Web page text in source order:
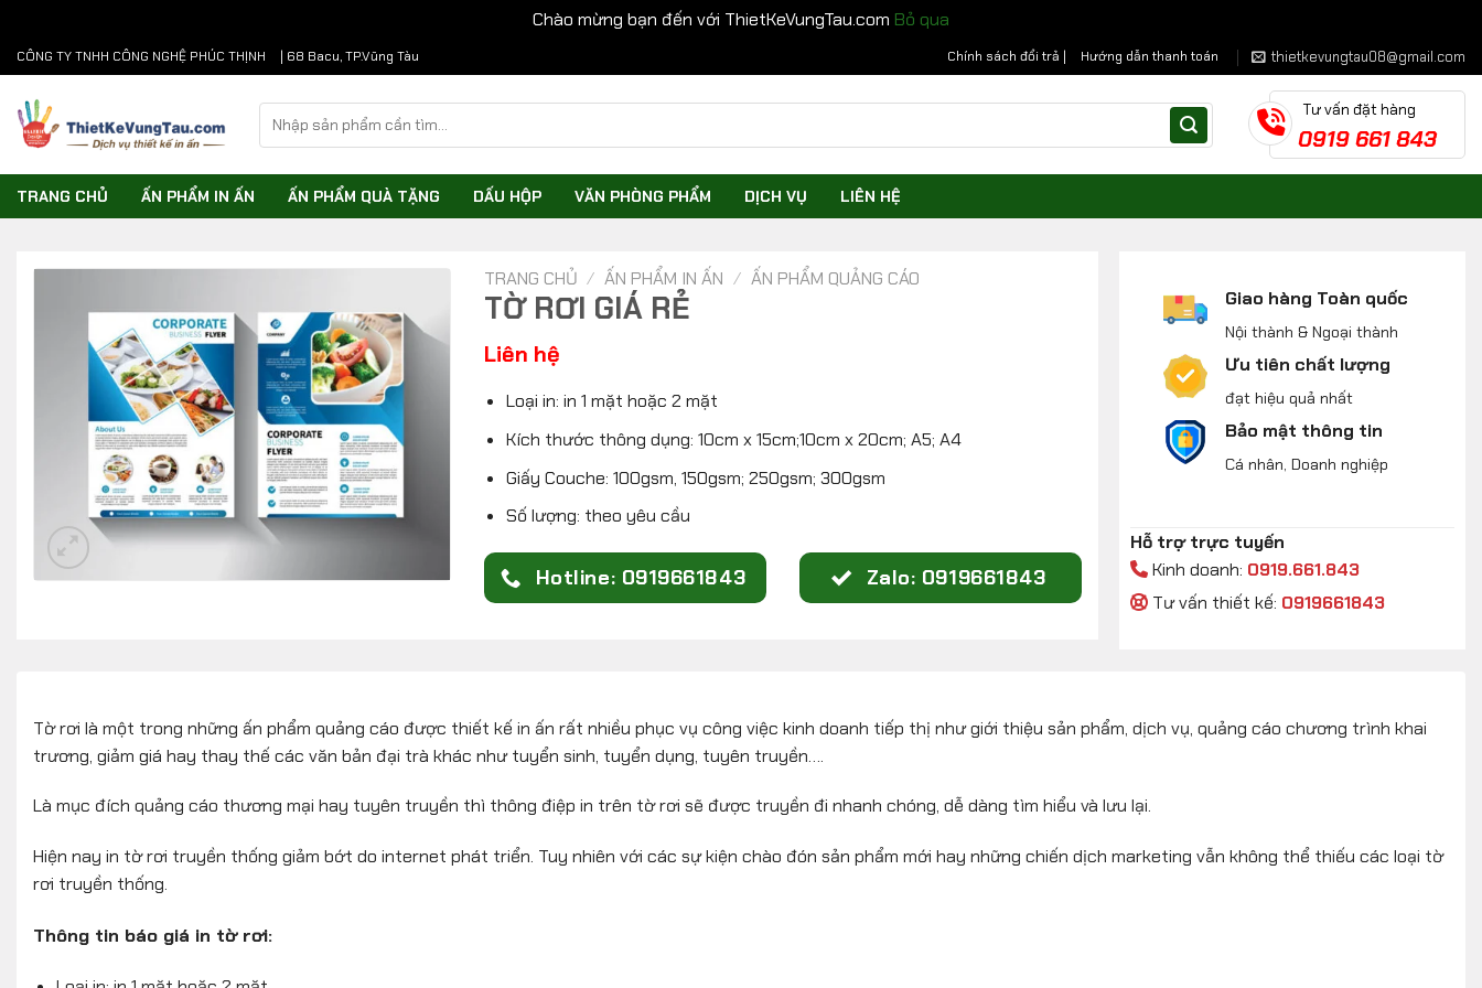
Chào mừng bạn đến với ThietKeVungTau.com Bỏ qua
Chuyển
đến
nội
dung
CÔNG TY TNHH CÔNG NGHỆ PHÚC THỊNH | 68 Bacu, TP.Vũng Tàu Chính sách đổi trả | Hướng dẫn thanh toán thietkevungtau08@gmail.com
kiếm:
Tư vấn đặt hàng
0919 661 843
TRANG CHỦ ẤN PHẨM IN ẤN ẤN PHẨM QUÀ TẶNG DẤU HỘP VĂN PHÒNG PHẨM DỊCH VỤ LIÊN HỆ
TRANG CHỦ / ẤN PHẨM IN ẤN / ẤN PHẨM QUẢNG CÁO
TỜ RƠI GIÁ RẺ
Liên hệ
Loại in: in 1 mặt hoặc 2 mặt
Kích thước thông dụng: 10cm x 15cm;10cm x 20cm; A5; A4
Giấy Couche: 100gsm, 150gsm; 250gsm; 300gsm
Số lượng: theo yêu cầu
Hotline: 0919661843 Zalo: 0919661843
Giao hàng Toàn quốc
Nội thành & Ngoại thành
Ưu tiên chất lượng
đạt hiệu quả nhất
Bảo mật thông tin
Cá nhân, Doanh nghiệp
Hỗ trợ trực tuyến
Kinh doanh: 0919.661.843
Tư vấn thiết kế: 0919661843
Tờ rơi là một trong những ấn phẩm quảng cáo được thiết kế in ấn rất nhiều phục vụ công việc kinh doanh tiếp thị như giới thiệu sản phẩm, dịch vụ, quảng cáo chương trình khai
trương, giảm giá hay thay thế các văn bản đại trà khác như tuyển sinh, tuyển dụng, tuyên truyền….
Là mục đích quảng cáo thương mại hay tuyên truyền thì thông điệp in trên tờ rơi sẽ được truyền đi nhanh chóng, dễ dàng tìm hiểu và lưu lại.
Hiện nay in tờ rơi truyền thống giảm bớt do internet phát triển. Tuy nhiên với các sự kiện chào đón sản phẩm mới hay những chiến dịch marketing vẫn không thể thiếu các loại tờ
rơi truyền thống.
Thông tin báo giá in tờ rơi: